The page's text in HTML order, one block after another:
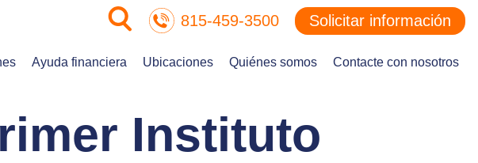
815-459-3500 Solicitar información
Ayuda financiera Ubicaciones Quiénes somos Contacte con nosotros
Instituto